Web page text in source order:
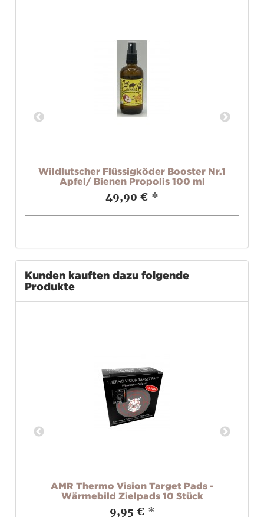
Wildlutscher Flüssigköder Booster Nr.1
Apfel/ Bienen Propolis 100 ml
49,90 € *
Kunden kauften dazu folgende
Produkte
AMR Thermo Vision Target Pads -
Wärmebild Zielpads 10 Stück
9,95 € *